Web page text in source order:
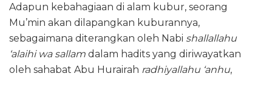
Adapun kebahagiaan di alam kubur, seorang
Mu’min akan dilapangkan kuburannya,
sebagaimana diterangkan oleh Nabi shallallahu
‘alaihi wa sallam dalam hadits yang diriwayatkan
oleh sahabat Abu Hurairah radhiyallahu ‘anhu,